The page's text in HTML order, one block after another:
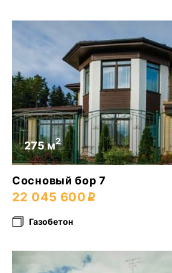
275 м2
Сосновый бор 7
22 045 600
Газобетон